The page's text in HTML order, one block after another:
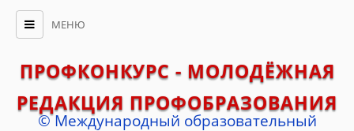
МЕНЮ
ПРОФКОНКУРС - МОЛОДЁЖНАЯ
РЕДАКЦИЯ ПРОФОБРАЗОВАНИЯ
© Международный образовательный